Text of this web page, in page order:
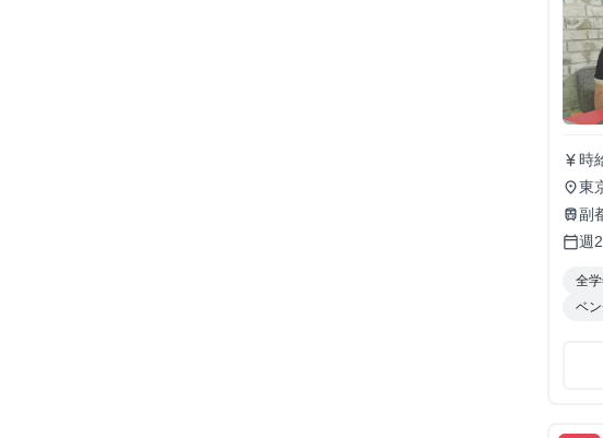
currency_yen時
place東
train副
calendar_today週
全
ベ